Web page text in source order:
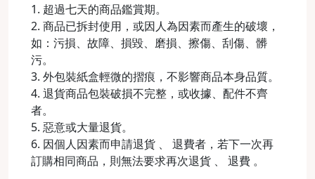
1. 超過七天的商品鑑賞期。
2. 商品已拆封使用，或因人為因素而產生的破壞，
如：污損、故障、損毀、磨損、擦傷、刮傷、髒
污。
3. 外包裝紙盒輕微的摺痕，不影響商品本身品質。
4. 退貨商品包裝破損不完整，或收據、配件不齊
者。
5. 惡意或大量退貨。
6. 因個人因素而申請退貨 、 退費者，若下一次再
訂購相同商品，則無法要求再次退貨 、 退費 。